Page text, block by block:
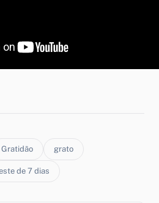
Gratidão grato
de 7 dias